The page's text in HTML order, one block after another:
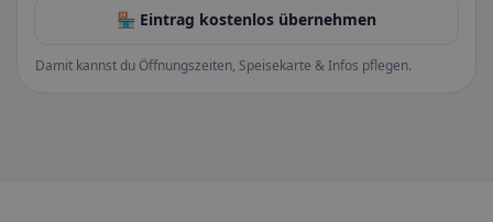
🏪 Eintrag kostenlos übernehmen
Damit kannst du Öffnungszeiten, Speisekarte & Infos pflegen.